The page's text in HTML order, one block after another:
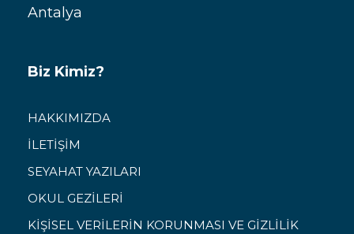
Antalya
Biz Kimiz?
HAKKIMIZDA
İLETİŞİM
SEYAHAT YAZILARI
OKUL GEZİLERİ
KİŞİSEL VERİLERİN KORUNMASI VE GİZLİLİK